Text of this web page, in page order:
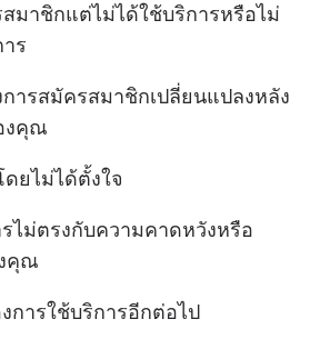
มาชิกแต่ไม่ได้ใช้บริการหรือไม่
ร
ารสมัครสมาชิกเปลี่ยนแปลงหลัง
งคุณ
ยไม่ได้ตั้งใจ
ไม่ตรงกับความคาดหวังหรือ
คุณ
ารใช้บริการอีกต่อไป